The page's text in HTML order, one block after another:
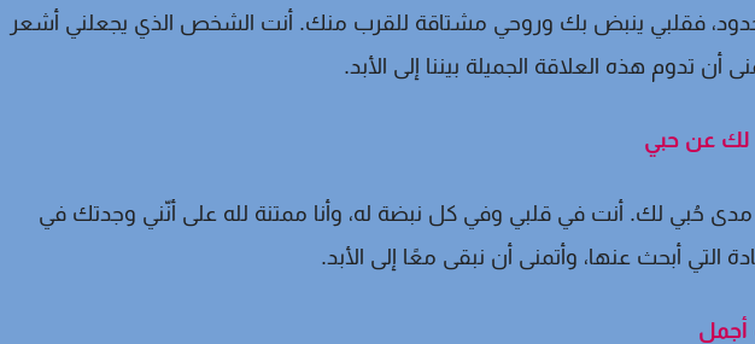
فقلبي ينبض بك وروحي مشتاقة للقرب منك. أنت الشخص الذي يجعلني أشعر
أن تدوم هذه العلاقة الجميلة بيننا إلى الأبد.
لك عن حبي
حُبي لك. أنت في قلبي وفي كل نبضة له، وأنا ممتنة لله على أنّني وجدتك في
التي أبحث عنها، وأتمنى أن نبقى معًا إلى الأبد.
أجمل